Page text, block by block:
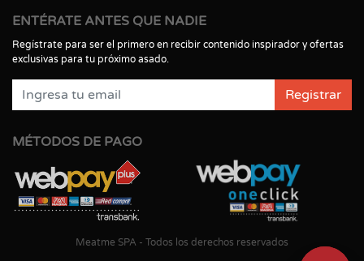
ENTÉRATE ANTES QUE NADIE
Regístrate para ser el primero en recibir contenido inspirador y ofertas
exclusivas para tu próximo asado.
Registrar
MÉTODOS DE PAGO
Meatme SPA - Todos los derechos reservados